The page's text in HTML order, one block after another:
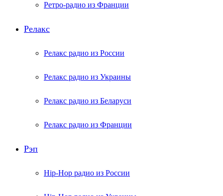
Ретро-радио из Франции
Релакс
Релакс радио из России
Релакс радио из Украины
Релакс радио из Беларуси
Релакс радио из Франции
Рэп
Hip-Hop радио из России